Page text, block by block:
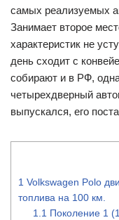
самых реализуемых
Занимает второе
характеристик не
день сходит с
собирают и в РФ,
четырехдверный
выпускался, его
1 Volkswagen Polo
топлива на 100 км.
1.1 Поколение 1